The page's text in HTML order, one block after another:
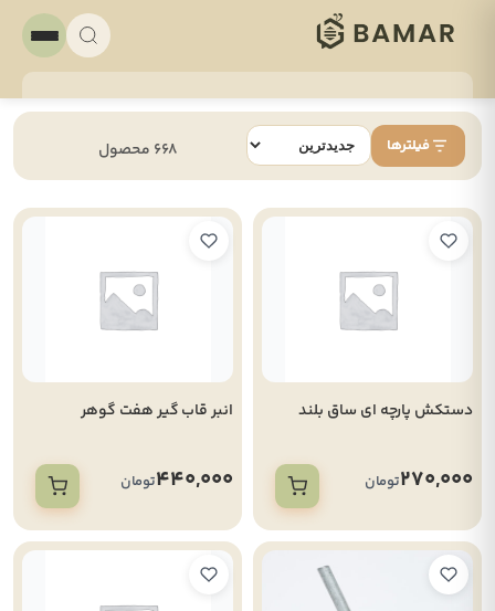
فیلترها 668 محصول
دستکش پارچه ای ساق بلند
270,000تومان
انبر قاب گیر هفت گوهر
440,000تومان